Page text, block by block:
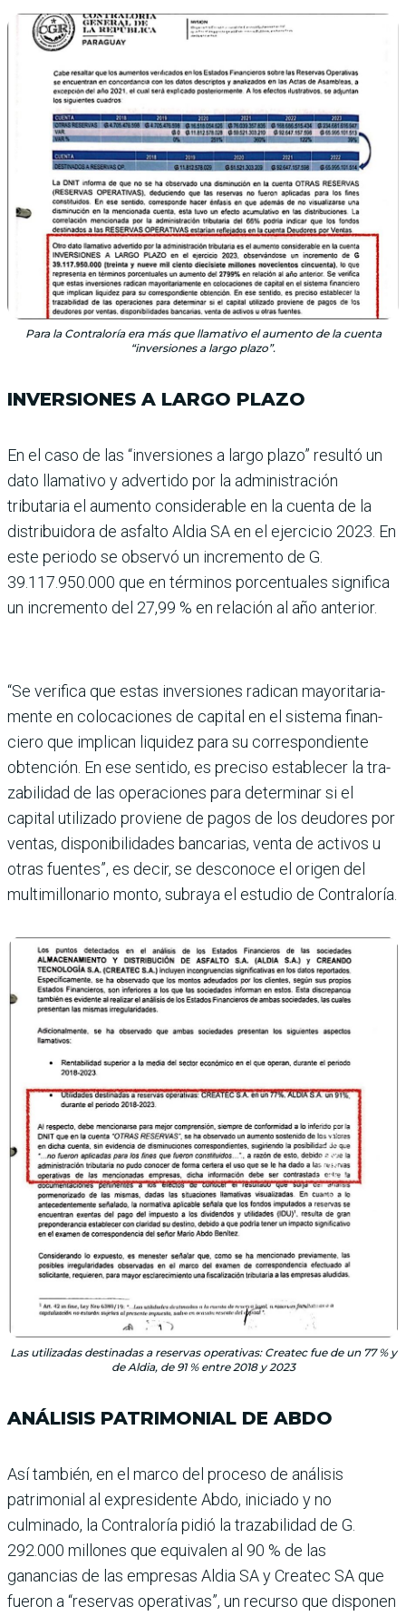
Para la Contraloría era más que llamativo el aumento de la cuenta
“inversiones a largo plazo”.
INVERSIONES A LARGO PLAZO
En el caso de las “inversiones a largo plazo” resultó un
dato llamativo y advertido por la administración
tributaria el aumento considerable en la cuenta de la
distribuidora de asfalto Aldia SA en el ejerci­cio 2023. En
este periodo se observó un incremento de G.
39.117.950.000 que en térmi­nos porcentuales significa
un incremento del 27,99 % en relación al año anterior.
“Se verifica que estas inver­siones radican mayoritaria­
mente en colocaciones de capital en el sistema finan­
ciero que implican liquidez para su correspondiente
obtención. En ese sentido, es preciso establecer la tra­
zabilidad de las operaciones para determinar si el
capital utilizado proviene de pagos de los deudores por
ventas, disponibilidades bancarias, venta de activos u
otras fuen­tes”, es decir, se desconoce el origen del
multimillonario monto, subraya el estudio de Contraloría.
Las utilizadas destinadas a reservas operativas: Createc fue de un 77 % y
de Aldia, de 91 % entre 2018 y 2023
ANÁLISIS PATRIMONIAL DE ABDO
Así también, en el marco del proceso de análisis
patrimo­nial al expresidente Abdo, iniciado y no
culminado, la Contraloría pidió la traza­bilidad de G.
292.000 millo­nes que equivalen al 90 % de las
ganancias de las empre­sas Aldia SA y Createc SA que
fueron a “reservas operati­vas”, un recurso que dispo­nen